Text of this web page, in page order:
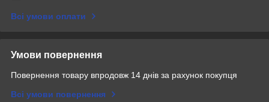
Всі умови оплати
Умови повернення
Повернення товару впродовж 14 днів за рахунок покупця
Всі умови повернення